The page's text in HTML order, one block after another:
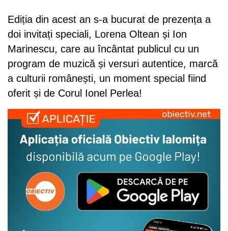
Ediția din acest an s-a bucurat de prezența a
doi invitați speciali, Lorena Oltean și Ion
Marinescu, care au încântat publicul cu un
program de muzică și versuri autentice, marcă
a culturii românești, un moment special fiind
oferit și de Corul Ionel Perlea!